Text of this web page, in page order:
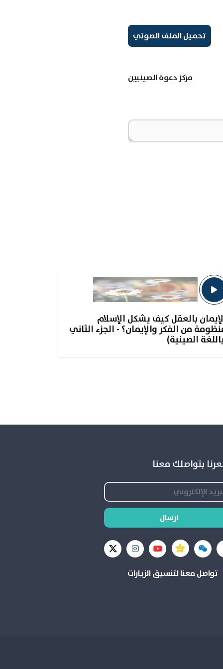
تحميل الملف الصوتي
مركز دعوة الصينيين
بالعقل كيف يشكل الإسلام
من الفكر والإيمان؟ - الجزء الثاني
الصينية)
بتواصلك معنا
ارسال
تواصل معنا لتنسيق الزيارات